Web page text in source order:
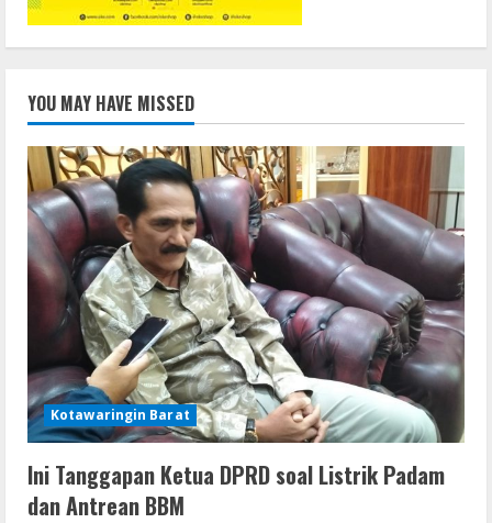
YOU MAY HAVE MISSED
Kotawaringin Barat
Ini Tanggapan Ketua DPRD soal Listrik Padam
dan Antrean BBM